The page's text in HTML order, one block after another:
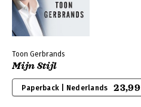
Toon Gerbrands
Mijn Stijl
Paperback | Nederlands 23,99